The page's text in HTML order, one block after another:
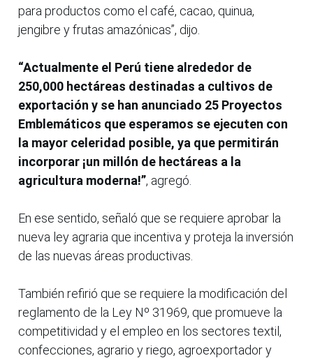
para productos como el café, cacao, quinua,
jengibre y frutas amazónicas”, dijo.
“Actualmente el Perú tiene alrededor de
250,000 hectáreas destinadas a cultivos de
exportación y se han anunciado 25 Proyectos
Emblemáticos que esperamos se ejecuten con
la mayor celeridad posible, ya que permitirán
incorporar ¡un millón de hectáreas a la
agricultura moderna!”, agregó.
En ese sentido, señaló que se requiere aprobar la
nueva ley agraria que incentiva y proteja la inversión
de las nuevas áreas productivas.
También refirió que se requiere la modificación del
reglamento de la Ley Nº 31969, que promueve la
competitividad y el empleo en los sectores textil,
confecciones, agrario y riego, agroexportador y